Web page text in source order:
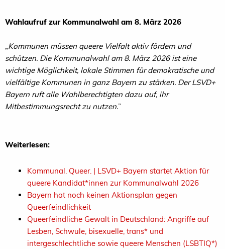
Wahlaufruf zur Kommunalwahl am 8. März 2026
„Kommunen müssen queere Vielfalt aktiv fördern und
schützen. Die Kommunalwahl am 8. März 2026 ist eine
wichtige Möglichkeit, lokale Stimmen für demokratische und
vielfältige Kommunen in ganz Bayern zu stärken. Der LSVD+
Bayern ruft alle Wahlberechtigten dazu auf, ihr
Mitbestimmungsrecht zu nutzen.”
Weiterlesen:
Kommunal. Queer. | LSVD+ Bayern startet Aktion für
queere Kandidat*innen zur Kommunalwahl 2026
Bayern hat noch keinen Aktionsplan gegen
Queerfeindlichkeit
Queerfeindliche Gewalt in Deutschland: Angriffe auf
Lesben, Schwule, bisexuelle, trans* und
intergeschlechtliche sowie queere Menschen (LSBTIQ*)